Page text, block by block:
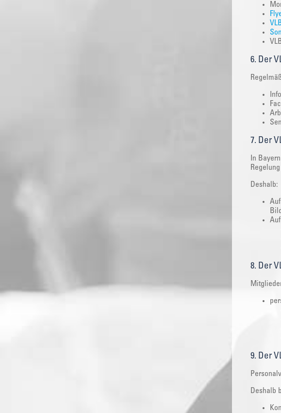
6. Der
7. Der
In
Deshalb:
8. Der
9. Der
Deshalb